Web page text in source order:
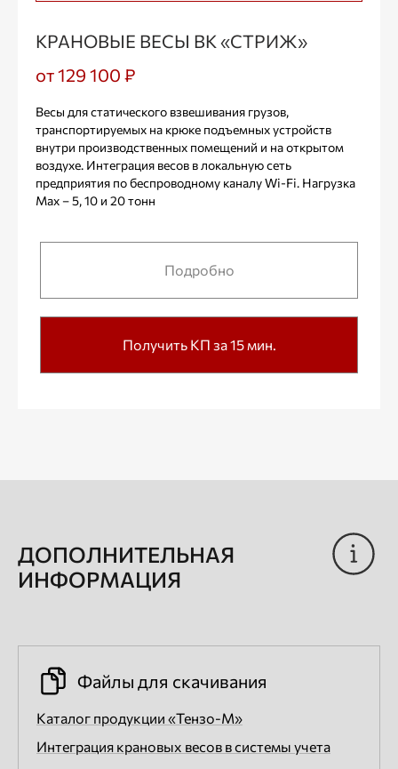
КРАНОВЫЕ ВЕСЫ ВК «СТРИЖ»
от 129 100 ₽
Весы для статического взвешивания грузов,
транспортируемых на крюке подъемных устройств
внутри производственных помещений и на открытом
воздухе. Интеграция весов в локальную сеть
предприятия по беспроводному каналу Wi-Fi. Нагрузка
Max – 5, 10 и 20 тонн
Подробно
Получить КП за 15 мин.
ДОПОЛНИТЕЛЬНАЯ
ИНФОРМАЦИЯ
Файлы для скачивания
Каталог продукции «Тензо-М»
Интеграция крановых весов в системы учета